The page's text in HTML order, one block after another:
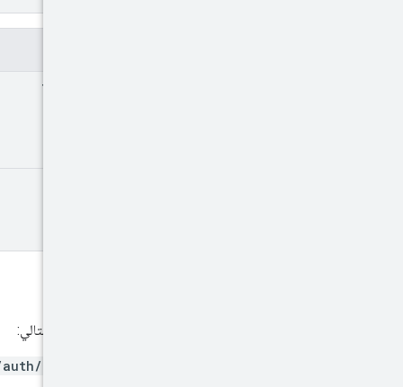
first
display-video